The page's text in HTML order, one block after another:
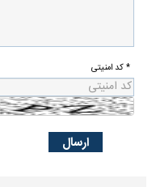
* کد امنیتی